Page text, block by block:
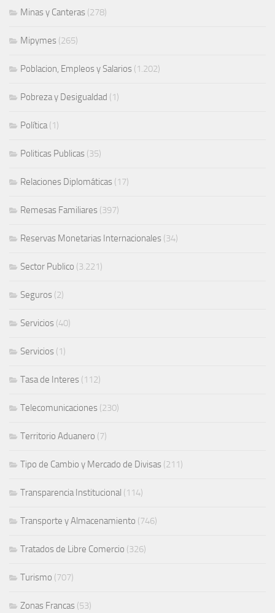
Minas y Canteras (278)
Mipymes (265)
Poblacion, Empleos y Salarios (1.202)
Pobreza y Desigualdad (1)
Política(1)
Politicas Publicas (35)
Relaciones Diplomáticas (17)
Remesas Familiares (397)
Reservas Monetarias Internacionales (34)
Sector Publico (3.221)
Seguros (2)
Servicios (40)
Servicios (1)
Tasa de Interes (112)
Telecomunicaciones (230)
Territorio Aduanero (7)
Tipo de Cambio y Mercado de Divisas (211)
Transparencia Institucional (114)
Transporte y Almacenamiento (746)
Tratados de Libre Comercio (326)
Turismo (707)
Zonas Francas (53)